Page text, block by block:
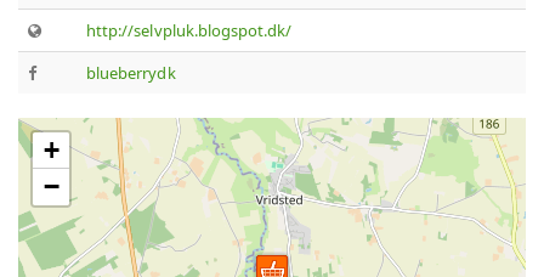
http://selvpluk.blogspot.dk/
blueberrydk
+
−